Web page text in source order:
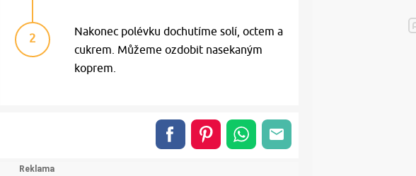
2
Nakonec polévku dochutíme solí, octem a
cukrem. Můžeme ozdobit nasekaným
koprem.